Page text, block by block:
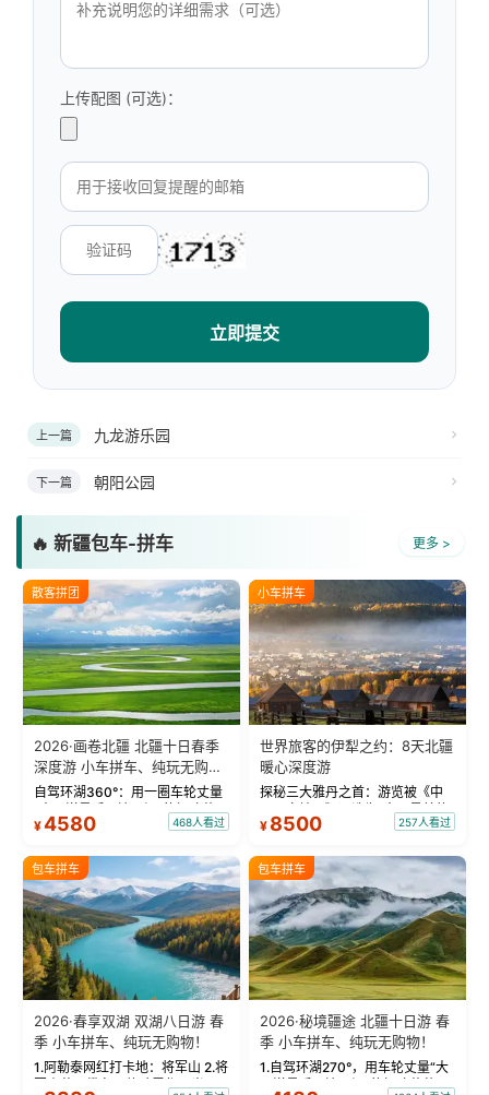
上传配图 (可选)：
立即提交
上一篇 九龙游乐园
下一篇 朝阳公园
🔥 新疆包车-拼车 更多 >
散客拼团
2026·画卷北疆 北疆十日春季
深度游 小车拼车、纯玩无购
物！
自驾环湖360°：用一圈车轮丈量
“大西洋最后一滴眼泪”的极致蔚
蓝。 赛湖旅拍：甄选多款风格服
绝美瞬间。 赛湖坦克300跟车视
频：专业摄影师...
¥4580 468人看过
小车拼车
世界旅客的伊犁之约：8天北疆
暖心深度游
探秘三大雅丹之首：游览被《中
国国家地理》评选为“中国最美的
三大雅丹”第一名的克拉玛依魔鬼
瓦人最大村落——禾木村，欣赏
晨雾与小木...
¥ 8500 257人看过
包车拼车
2026·春享双湖 双湖八日游 春
季 小车拼车、纯玩无购物！
1.阿勒泰网红打卡地：将军山 2.将
军山落日缆车，体验雪都风光 3.
包车拼车
2026·秘境疆途 北疆十日游 春
季 小车拼车、纯玩无购物！
1.自驾环湖270°，用车轮丈量“大
西洋最后一滴眼泪”的极致蔚蓝，